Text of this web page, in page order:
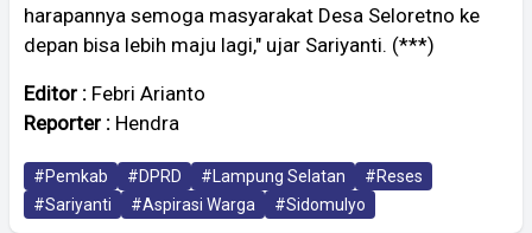
harapannya semoga masyarakat Desa Seloretno ke
depan bisa lebih maju lagi," ujar Sariyanti. (***)
Editor : Febri Arianto
Reporter : Hendra
#Pemkab #DPRD #Lampung Selatan
#Reses
#Sariyanti
#Aspirasi Warga #Sidomulyo